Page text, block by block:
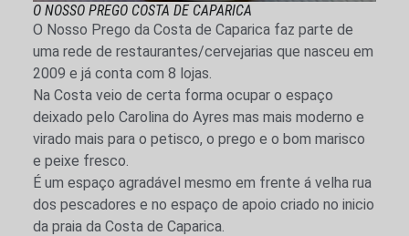
O NOSSO PREGO COSTA DE CAPARICA
O Nosso Prego da Costa de Caparica faz parte de
uma rede de restaurantes/cervejarias que nasceu em
2009 e já conta com 8 lojas.
Na Costa veio de certa forma ocupar o espaço
deixado pelo Carolina do Ayres mas mais moderno e
virado mais para o petisco, o prego e o bom marisco
e peixe fresco.
É um espaço agradável mesmo em frente á velha rua
dos pescadores e no espaço de apoio criado no inicio
da praia da Costa de Caparica.